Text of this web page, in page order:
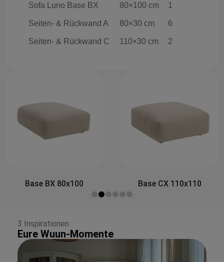
Sofa Luno Base BX 80×100 cm 1
Seiten- & Rückwand A 80×30 cm 6
Seiten- & Rückwand C 110×30 cm 2
Base CX 110x110 Side&Back A 80x30
3 Inspirationen
Eure Wuun-Momente